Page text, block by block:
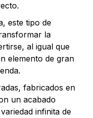
este tipo de
la
al igual que
elemento de gran
fabricados en
un acabado
infinita de